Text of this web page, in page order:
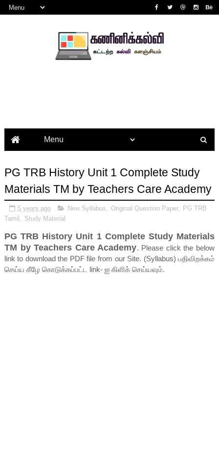
PG TRB History Unit 1 Complete Study
Materials TM by Teachers Care Academy
5 years ago New Syllabus Original Question Paper,
PG TRB
Tamil
Study Material
PG TRB History Unit 1 Complete Study Materials
TM by Teachers Care Academy. Please click the below
link to download the PDF file from our Site. (Syllabus) பதிவிறக்கம்
செய்ய கீழே கொடுக்கப்பட்ட link- ஐ கிளிக் செய்யவும்.